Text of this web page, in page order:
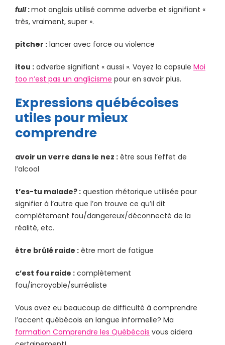
full:mot anglais utilisé comme adverbe et signifiant «
très, vraiment, super ».
pitcher : lancer avec force ou violence
itou : adverbe signifiant « aussi ». Voyez la capsule Moi
too n’est pas un anglicisme pour en savoir plus.
Expressions québécoises
utiles pour mieux
comprendre
avoir un verre dans le nez : être sous l’effet de
l’alcool
t’es-tu malade? : question rhétorique utilisée pour
signifier à l’autre que l’on trouve ce qu’il dit
complètement fou/dangereux/déconnecté de la
réalité, etc.
être brûlé raide : être mort de fatigue
c’est fou raide : complètement
fou/incroyable/surréaliste
Vous avez eu beaucoup de difficulté à comprendre
l’accent québécois en langue informelle? Ma
formation Comprendre les Québécois vous aidera